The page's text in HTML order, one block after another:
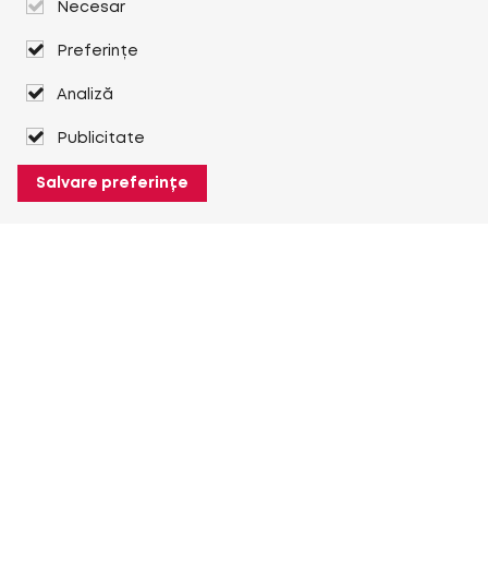
Necesar
Preferințe
Analiză
Publicitate
Salvare preferințe